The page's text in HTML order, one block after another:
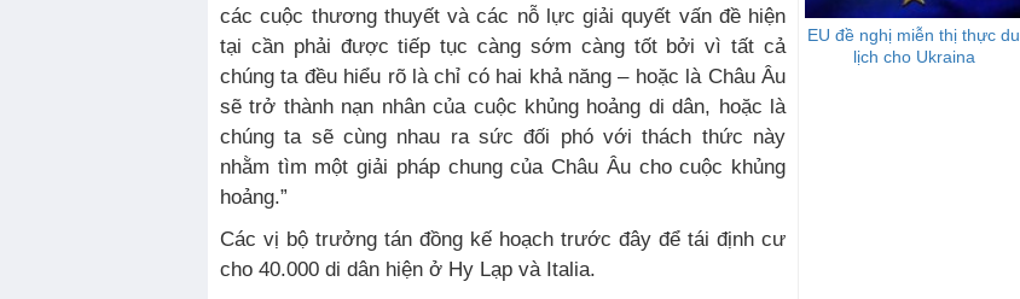
các cuộc thương thuyết và các nỗ lực giải quyết vấn đề hiện
tại cần phải được tiếp tục càng sớm càng tốt bởi vì tất cả
chúng ta đều hiểu rõ là chỉ có hai khả năng – hoặc là Châu Âu
sẽ trở thành nạn nhân của cuộc khủng hoảng di dân, hoặc là
chúng ta sẽ cùng nhau ra sức đối phó với thách thức này
nhằm tìm một giải pháp chung của Châu Âu cho cuộc khủng
hoảng.”
Các vị bộ trưởng tán đồng kế hoạch trước đây để tái định cư
cho 40.000 di dân hiện ở Hy Lạp và Italia.
EU đề nghị miễn thị thực du
lịch cho Ukraina